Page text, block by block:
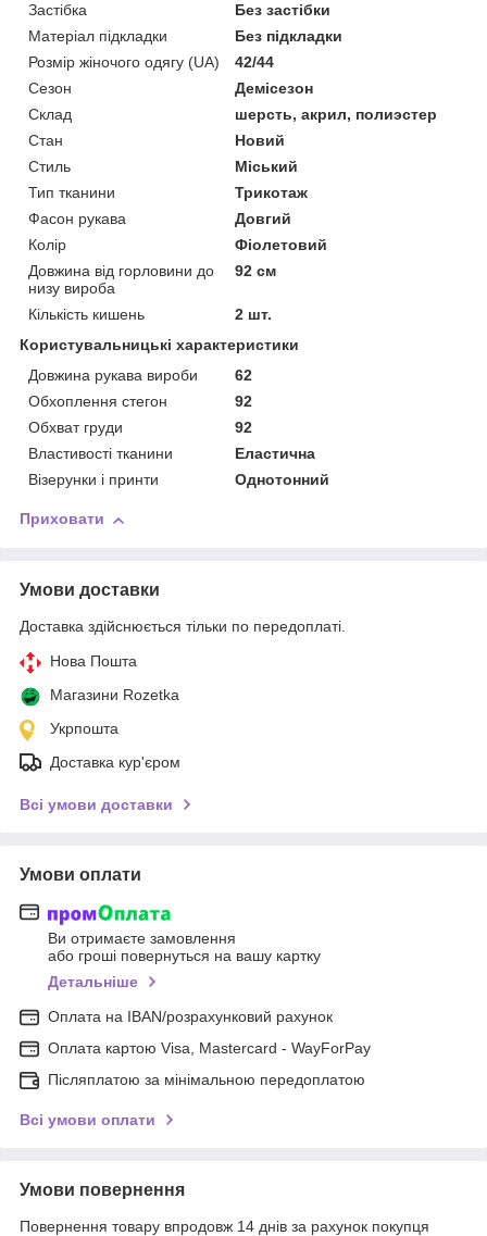
Застібка
Без застібки
Матеріал підкладки
Без підкладки
Розмір жіночого одягу (UA)
42/44
Сезон
Демісезон
Склад
шерсть, акрил, полиэстер
Стан
Новий
Стиль
Міський
Тип тканини
Трикотаж
Фасон рукава
Довгий
Колір
Фіолетовий
Довжина від горловини до
низу вироба
92 см
Кількість кишень
2 шт.
Користувальницькі характеристики
Довжина рукава вироби
62
Обхоплення стегон
92
Обхват груди
92
Властивості тканини
Еластична
Візерунки і принти
Однотонний
Приховати
Умови доставки
Доставка здійснюється тільки по передоплаті.
Нова Пошта
Магазини Rozetka
Укрпошта
Доставка кур'єром
Всі умови доставки
Умови оплати
Ви отримаєте замовлення
або гроші повернуться на вашу картку
Детальніше
Оплата на IBAN/розрахунковий рахунок
Оплата картою Visa, Mastercard - WayForPay
Післяплатою за мінімальною передоплатою
Всі умови оплати
Умови повернення
Повернення товару впродовж 14 днів за рахунок покупця